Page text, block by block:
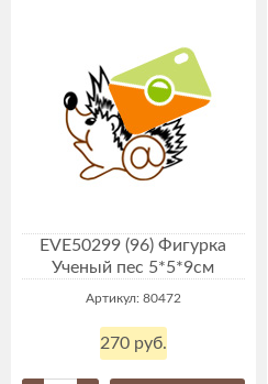
EVE50299 (96) Фигурка
Ученый пес 5*5*9см
Артикул: 80472
270 руб.